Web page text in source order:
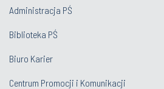
Administracja PŚ
Biblioteka PŚ
Biuro Karier
Centrum Promocji i Komunikacji